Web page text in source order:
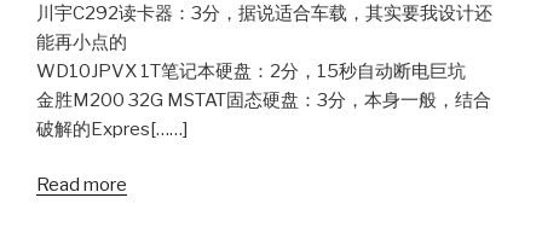
川宇C292读卡器：3分，据说适合车载，其实要我设计还
能再小点的
WD10JPVX 1T笔记本硬盘：2分，15秒自动断电巨坑
金胜M200 32G MSTAT固态硬盘：3分，本身一般，结合
破解的Expres[……]
Read more